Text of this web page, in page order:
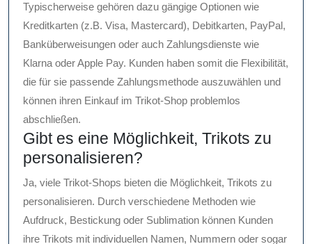
Typischerweise gehören dazu gängige Optionen wie
Kreditkarten (z.B. Visa, Mastercard), Debitkarten, PayPal,
Banküberweisungen oder auch Zahlungsdienste wie
Klarna oder Apple Pay. Kunden haben somit die Flexibilität,
die für sie passende Zahlungsmethode auszuwählen und
können ihren Einkauf im Trikot-Shop problemlos
abschließen.
Gibt es eine Möglichkeit, Trikots zu
personalisieren?
Ja, viele Trikot-Shops bieten die Möglichkeit, Trikots zu
personalisieren. Durch verschiedene Methoden wie
Aufdruck, Bestickung oder Sublimation können Kunden
ihre Trikots mit individuellen Namen, Nummern oder sogar